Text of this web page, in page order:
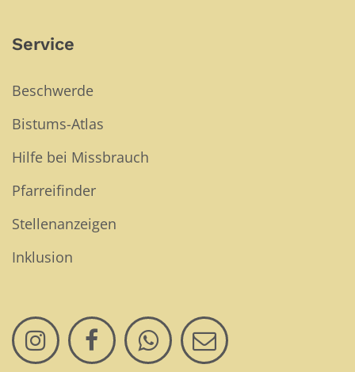
Service
Beschwerde
Bistums-Atlas
Hilfe bei Missbrauch
Pfarreifinder
Stellenanzeigen
Inklusion